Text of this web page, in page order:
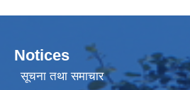
Notices
सूचना तथा समाचार